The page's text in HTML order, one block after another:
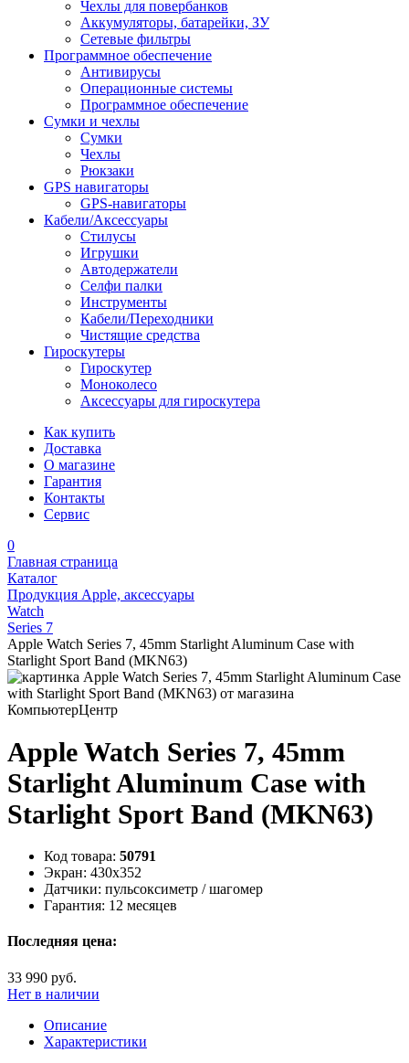
Чехлы для повербанков
Аккумуляторы, батарейки, ЗУ
Сетевые фильтры
Программное обеспечение
Антивирусы
Операционные системы
Программное обеспечение
Сумки и чехлы
Сумки
Чехлы
Рюкзаки
GPS навигаторы
GPS-навигаторы
Кабели/Аксессуары
Стилусы
Игрушки
Автодержатели
Селфи палки
Инструменты
Кабели/Переходники
Чистящие средства
Гироскутеры
Гироскутер
Моноколесо
Аксессуары для гироскутера
Как купить
Доставка
О магазине
Гарантия
Контакты
Сервис
0
Главная страница
Каталог
Продукция Apple, аксессуары
Watch
Series 7
Apple Watch Series 7, 45mm Starlight Aluminum Case with
Starlight Sport Band (MKN63)
Apple Watch Series 7, 45mm
Starlight Aluminum Case with
Starlight Sport Band (MKN63)
Код товара: 50791
Экран: 430x352
Датчики: пульсоксиметр / шагомер
Гарантия: 12 месяцев
Последняя цена:
33 990 руб.
Нет в наличии
Описание
Характеристики